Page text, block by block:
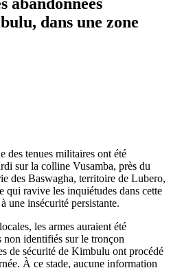
dans une zone
des tenues militaires ont été
sur la colline Vusamba, près du
des Baswagha, territoire de Lubero,
ravive les inquiétudes dans cette
une insécurité persistante.
les armes auraient été
non identifiés sur le tronçon
de sécurité de Kimbulu ont procédé
À ce stade, aucune information